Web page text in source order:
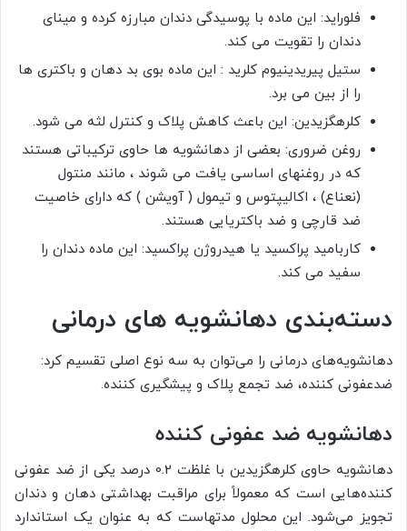
فلوراید: این ماده با پوسیدگی دندان مبارزه کرده و مینای
دندان را تقویت می کند.
ستیل پیریدینیوم کلرید : این ماده بوی بد دهان و باکتری ها
را از بین می برد.
کلرهگزیدین: این باعث کاهش پلاک و کنترل لثه می شود.
روغن ضروری: بعضی از دهانشویه ها حاوی ترکیباتی هستند
که در روغنهای اساسی یافت می شوند ، مانند منتول
(نعناع) ، اکالیپتوس و تیمول ( آویشن ) که دارای خاصیت
ضد قارچی و ضد باکتریایی هستند.
کاربامید پراکسید یا هیدروژن پراکسید: این ماده دندان را
سفید می کند.
دسته‌بندی دهانشویه های درمانی
دهانشویه‌های درمانی را می‌توان به سه نوع اصلی تقسیم کرد:
ضدعفونی کننده، ضد تجمع پلاک و پیشگیری کننده.
دهانشویه ضد عفونی کننده
دهانشویه‌ حاوی کلرهگزیدین با غلظت 0.2 درصد یکی از ضد عفونی
کننده‌هایی است که معمولاً برای مراقبت‌ بهداشتی دهان و دندان
تجویز می‌شود. این محلول‌ مدتهاست که به عنوان یک استاندارد